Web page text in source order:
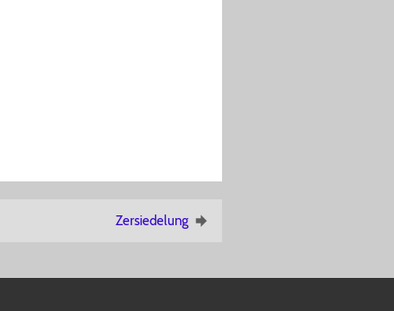
Zersiedelung